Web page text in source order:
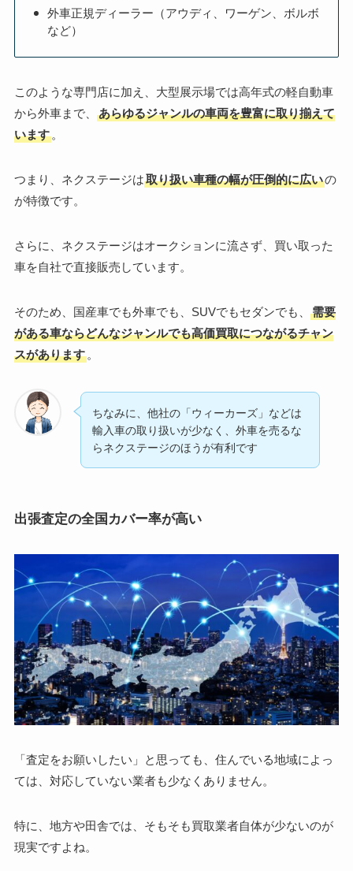
外車正規ディーラー（アウディ、ワーゲン、ボルボ
など）
このような専門店に加え、大型展示場では高年式の軽自動車
から外車まで、
あらゆるジャンルの車両を豊富に取り揃えて
います。
つまり、ネクステージは取り扱い車種の幅が圧倒的に広いの
が特徴です。
さらに、ネクステージはオークションに流さず、買い取った
車を自社で直接販売しています。
そのため、国産車でも外車でも、SUVでもセダンでも、
需要
がある車ならどんなジャンルでも高価買取につながるチャン
スがあります。
ちなみに、他社の「ウィーカーズ」などは
輸入車の取り扱いが少なく、外車を売るな
らネクステージのほうが有利です
出張査定の全国カバー率が高い
「査定をお願いしたい」と思っても、住んでいる地域によっ
ては、対応していない業者も少なくありません。
特に、地方や田舎では、そもそも買取業者自体が少ないのが
現実ですよね。